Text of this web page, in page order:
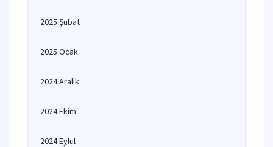
2025 Şubat
2025 Ocak
2024 Aralık
2024 Ekim
2024 Eylül